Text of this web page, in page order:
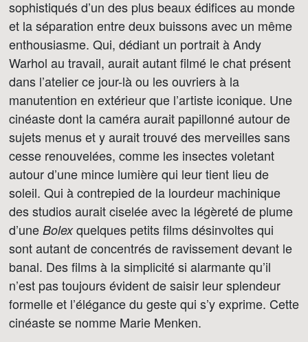
sophistiqués d’un des plus beaux édifices au monde
et la séparation entre deux buissons avec un même
enthousiasme. Qui, dédiant un portrait à Andy
Warhol au travail, aurait autant filmé le chat présent
dans l’atelier ce jour-là ou les ouvriers à la
manutention en extérieur que l’artiste iconique. Une
cinéaste dont la caméra aurait papillonné autour de
sujets menus et y aurait trouvé des merveilles sans
cesse renouvelées, comme les insectes voletant
autour d’une mince lumière qui leur tient lieu de
soleil. Qui à contrepied de la lourdeur machinique
des studios aurait ciselée avec la légèreté de plume
d’une Bolexquelques petits films désinvoltes qui
sont autant de concentrés de ravissement devant le
banal. Des films à la simplicité si alarmante qu’il
n’est pas toujours évident de saisir leur splendeur
formelle et l’élégance du geste qui s’y exprime. Cette
cinéaste se nomme Marie Menken.